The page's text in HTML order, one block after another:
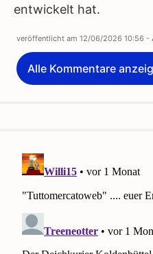
entwickelt hat.
veröffentlicht am 12/06/2026 10:56 -
Alle Kommentare